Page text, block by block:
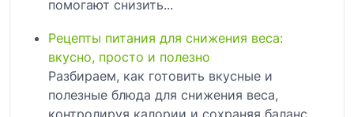
помогают снизить...
Рецепты питания для снижения веса:
вкусно, просто и полезно
Разбираем, как готовить вкусные и
полезные блюда для снижения веса,